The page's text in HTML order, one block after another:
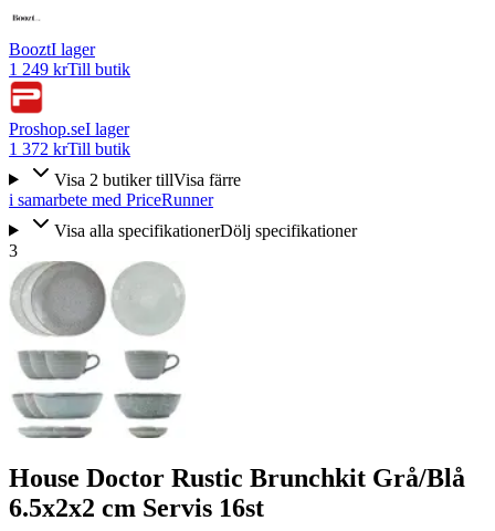
BooztI lager
1 249 krTill butik
Proshop.seI lager
1 372 krTill butik
Visa 2 butiker tillVisa färre
i samarbete med PriceRunner
Visa alla specifikationerDölj specifikationer
3
House Doctor Rustic Brunchkit Grå/Blå
6.5x2x2 cm Servis 16st